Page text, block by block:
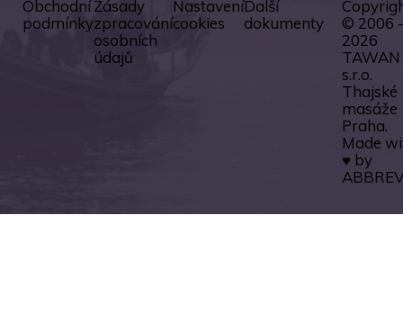
Obchodní
podmínky
Zásady
zpracování
osobních
údajů
Nastavení
cookies
Další
dokumenty
© 2006 -
2026
TAWAN
s.r.o.
Thajské
masáže
Praha.
Made
♥ by